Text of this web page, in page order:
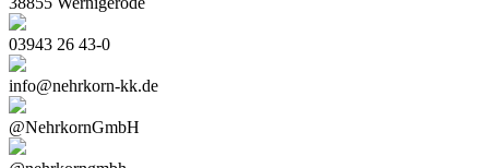
03943 26 43-0
info@nehrkorn-kk.de
@NehrkornGmbH